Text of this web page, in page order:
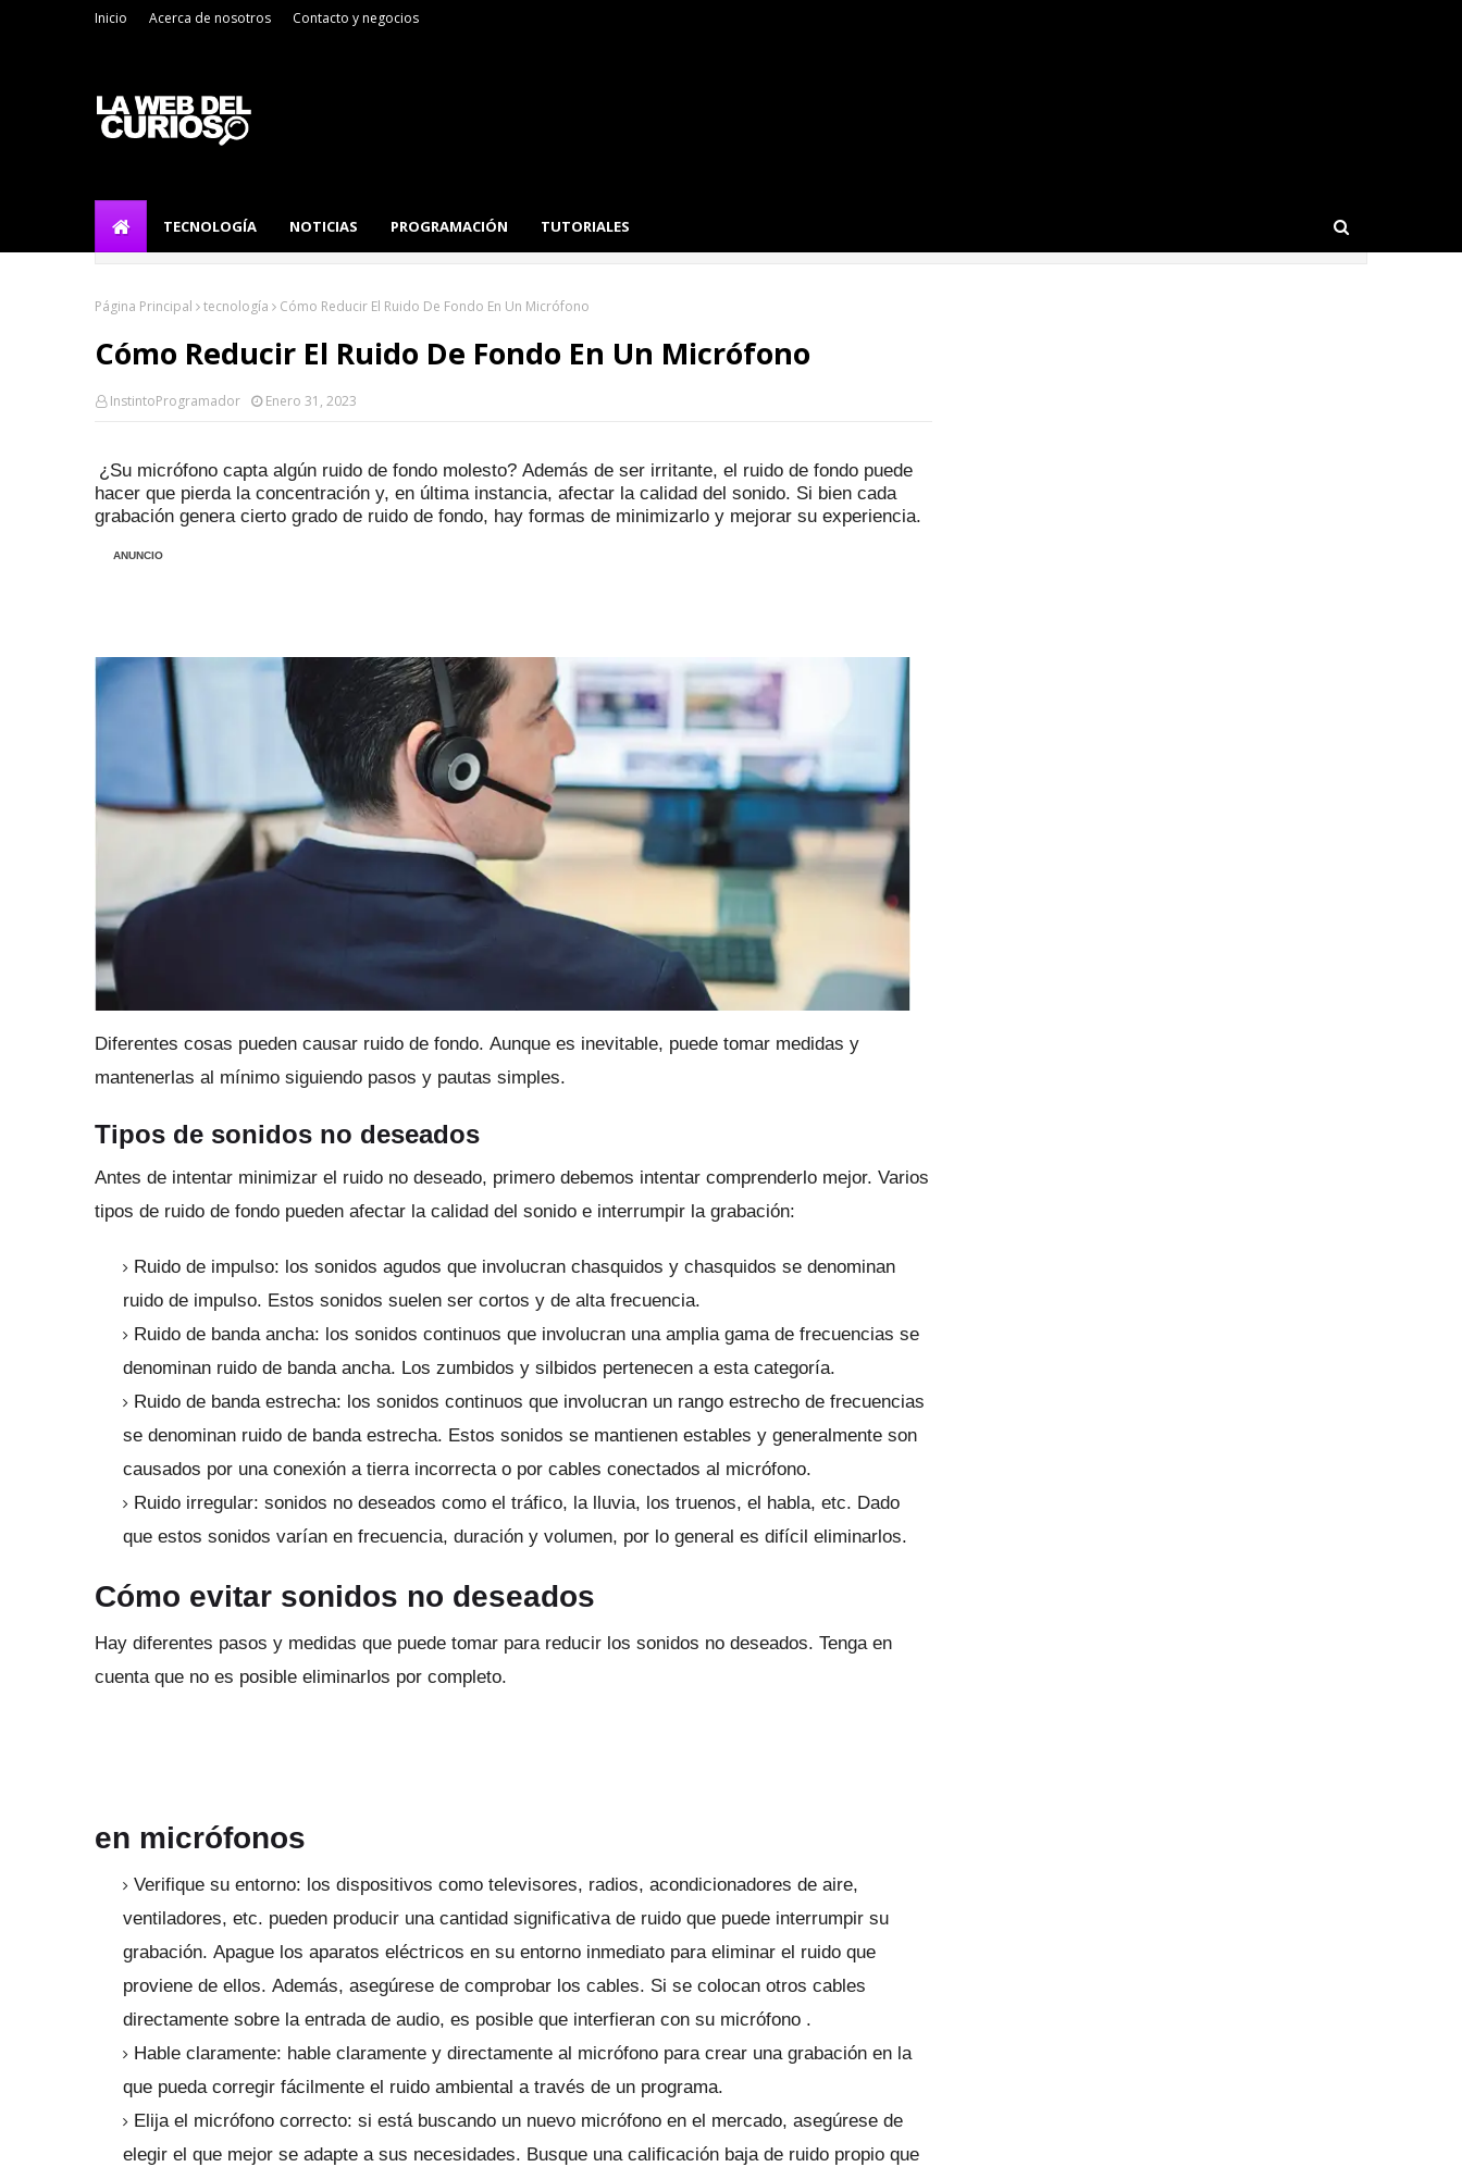
Inicio Acerca de nosotros Contacto y negocios
TECNOLOGÍA NOTICIAS PROGRAMACIÓN TUTORIALES
Página Principal tecnología Cómo Reducir El Ruido De Fondo En Un Micrófono
Cómo Reducir El Ruido De Fondo En Un Micrófono
InstintoProgramador Enero 31, 2023
¿Su micrófono capta algún ruido de fondo molesto? Además de ser irritante, el ruido de fondo puede
hacer que pierda la concentración y, en última instancia, afectar la calidad del sonido. Si bien cada
grabación genera cierto grado de ruido de fondo, hay formas de minimizarlo y mejorar su experiencia.
ANUNCIO
Diferentes cosas pueden causar ruido de fondo. Aunque es inevitable, puede tomar medidas y
mantenerlas al mínimo siguiendo pasos y pautas simples.
Tipos de sonidos no deseados
Antes de intentar minimizar el ruido no deseado, primero debemos intentar comprenderlo mejor. Varios
tipos de ruido de fondo pueden afectar la calidad del sonido e interrumpir la grabación:
Ruido de impulso: los sonidos agudos que involucran chasquidos y chasquidos se denominan
ruido de impulso. Estos sonidos suelen ser cortos y de alta frecuencia.
Ruido de banda ancha: los sonidos continuos que involucran una amplia gama de frecuencias se
denominan ruido de banda ancha. Los zumbidos y silbidos pertenecen a esta categoría.
Ruido de banda estrecha: los sonidos continuos que involucran un rango estrecho de frecuencias
se denominan ruido de banda estrecha. Estos sonidos se mantienen estables y generalmente son
causados ​​por una conexión a tierra incorrecta o por cables conectados al micrófono.
Ruido irregular: sonidos no deseados como el tráfico, la lluvia, los truenos, el habla, etc. Dado
que estos sonidos varían en frecuencia, duración y volumen, por lo general es difícil eliminarlos.
Cómo evitar sonidos no deseados
Hay diferentes pasos y medidas que puede tomar para reducir los sonidos no deseados. Tenga en
cuenta que no es posible eliminarlos por completo.
en micrófonos
Verifique su entorno: los dispositivos como televisores, radios, acondicionadores de aire,
ventiladores, etc. pueden producir una cantidad significativa de ruido que puede interrumpir su
grabación. Apague los aparatos eléctricos en su entorno inmediato para eliminar el ruido que
proviene de ellos. Además, asegúrese de comprobar los cables. Si se colocan otros cables
directamente sobre la entrada de audio, es posible que interfieran con su micrófono .
Hable claramente: hable claramente y directamente al micrófono para crear una grabación en la
que pueda corregir fácilmente el ruido ambiental a través de un programa.
Elija el micrófono correcto: si está buscando un nuevo micrófono en el mercado, asegúrese de
elegir el que mejor se adapte a sus necesidades. Busque una calificación baja de ruido propio que